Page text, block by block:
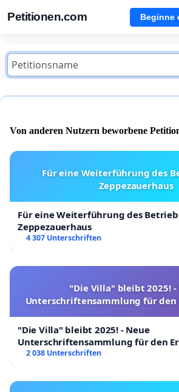
Petitionen.com Beginne
Von anderen Nutzern beworbene
Für eine Weiterführung des
Zeppezauerhaus
Für eine Weiterführung des
Zeppezauerhaus
4 307 Unterschriften
"Die Villa" bleibt 2025! -
Unterschriftensammlung für den
"Die Villa" bleibt 2025! - Neue
Unterschriftensammlung für den
2 038 Unterschriften